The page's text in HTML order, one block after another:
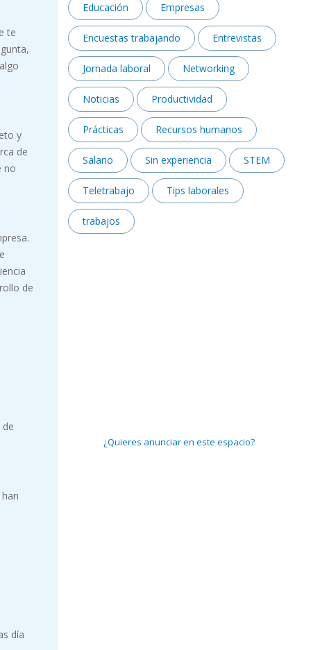
te
y
de
no
de
día
Educación Empresas
Encuestas trabajando Entrevistas
Jornada laboral Networking
Noticias Productividad
Prácticas Recursos humanos
Salario Sin experiencia STEM
Teletrabajo Tips laborales
trabajos
¿Quieres anunciar en este espacio?